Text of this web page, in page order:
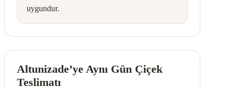
uygundur.
Altunizade’ye Aynı Gün Çiçek
Teslimatı